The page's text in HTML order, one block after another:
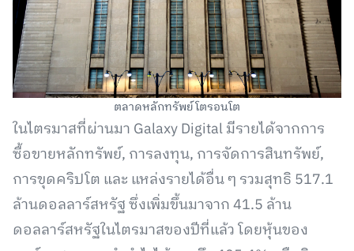
ตลาดหลักทรัพย์โตรอนโต
ในไตรมาสที่ผ่านมา Galaxy Digital มีรายได้จากการ
ซื้อขายหลักทรัพย์, การลงทุน, การจัดการสินทรัพย์,
การขุดคริปโต และ แหล่งรายได้อื่น ๆ รวมสุทธิ 517.1
ล้านดอลลาร์สหรัฐ ซึ่งเพิ่มขึ้นมาจาก 41.5 ล้าน
ดอลลาร์สหรัฐในไตรมาสของปีที่แล้ว โดยหุ้นของ